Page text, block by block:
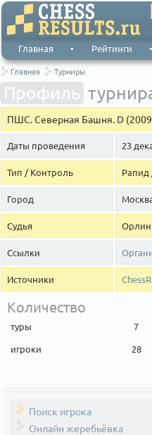
Главная • Рейтинги •
Главная Турниры
Профиль
ПШС. Северная Башня. D
Даты проведения 23
Тип / Контроль Рапид
Город
Судья
Ссылки
Источники
Количество
туры
7
игроки
28
Поиск игрока
Онлайн жеребьёвка